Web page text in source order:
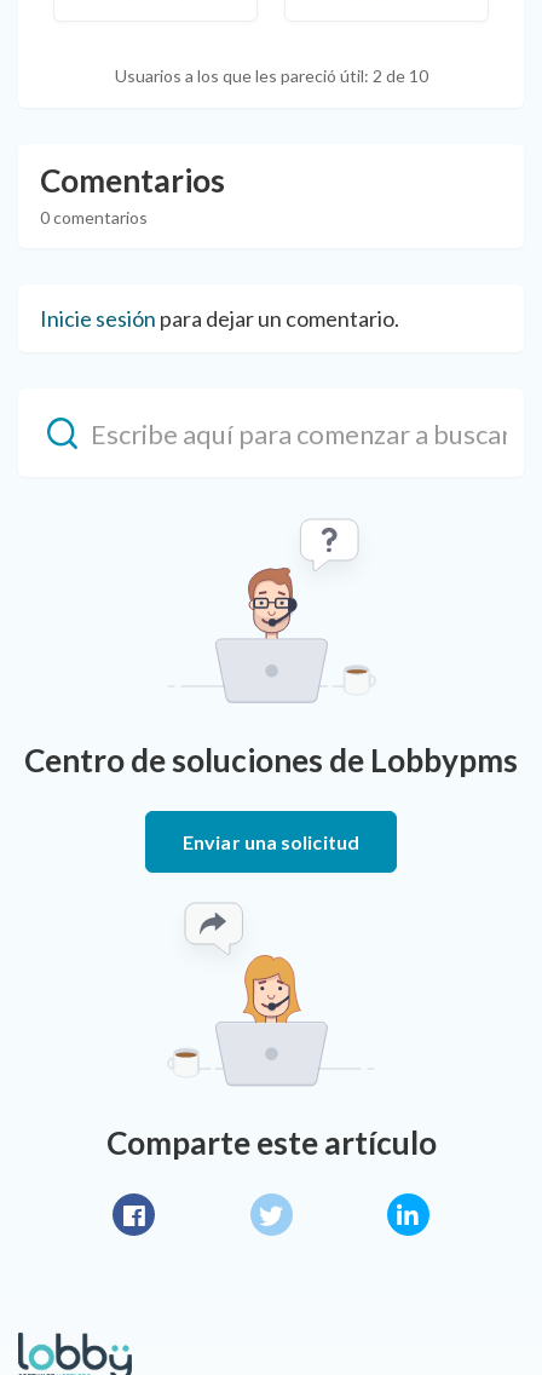
Usuarios a los que les pareció útil: 2 de 10
Comentarios
0 comentarios
Inicie sesión para dejar un comentario.
Centro de soluciones de Lobbypms
Enviar una solicitud
Comparte este artículo
Twitter LinkedIn